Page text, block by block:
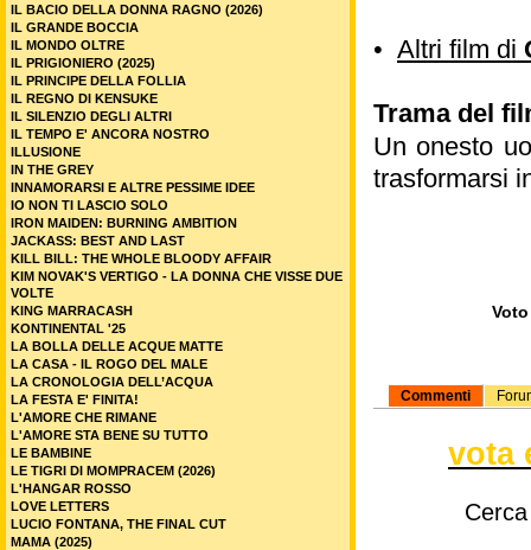
• Altri film di
Trama del
Un onesto
trasformarsi
Commenti
vota
IL BACIO DELLA DONNA RAGNO (2026)
IL GRANDE BOCCIA
IL MONDO OLTRE
IL PRIGIONIERO (2025)
IL PRINCIPE DELLA FOLLIA
IL REGNO DI KENSUKE
IL SILENZIO DEGLI ALTRI
IL TEMPO E' ANCORA NOSTRO
ILLUSIONE
IN THE GREY
INNAMORARSI E ALTRE PESSIME IDEE
IO NON TI LASCIO SOLO
IRON MAIDEN: BURNING AMBITION
JACKASS: BEST AND LAST
KILL BILL: THE WHOLE BLOODY AFFAIR
KIM NOVAK'S VERTIGO - LA DONNA CHE VISSE DUE
VOLTE
KING MARRACASH
KONTINENTAL '25
LA BOLLA DELLE ACQUE MATTE
LA CASA - IL ROGO DEL MALE
LA CRONOLOGIA DELL’ACQUA
LA FESTA E' FINITA!
L'AMORE CHE RIMANE
L'AMORE STA BENE SU TUTTO
LE BAMBINE
LE TIGRI DI MOMPRACEM (2026)
L'HANGAR ROSSO
LOVE LETTERS
LUCIO FONTANA, THE FINAL CUT
MAMA (2025)